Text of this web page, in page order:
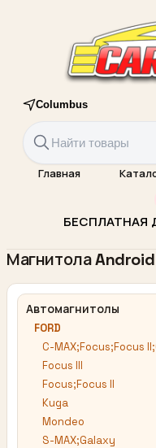
Columbus
Главная
БЕСПЛАТНАЯ
Магнитола
Автомагнитолы
FORD
C-MAX;Focus;Focus
Focus III
Focus;Focus II
Kuga
Mondeo
S-MAX;Galaxy